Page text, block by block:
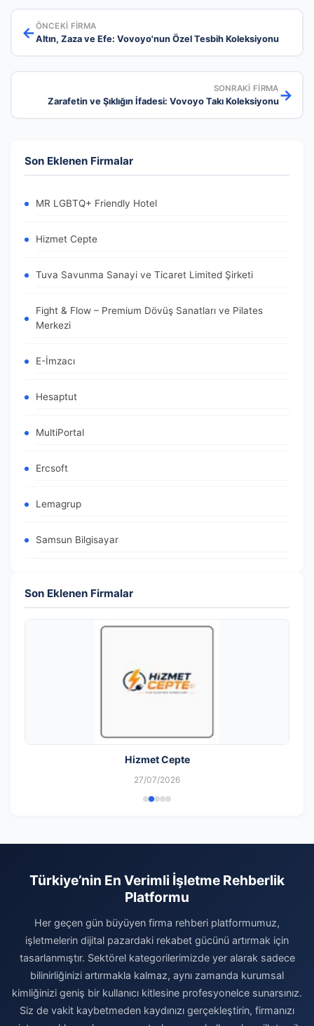
←ÖNCEKI FIRMA
Altın, Zaza ve Efe: Vovoyo'nun Özel Tesbih Koleksiyonu
SONRAKI FIRMA
Zarafetin ve Şıklığın İfadesi: Vovoyo Takı Koleksiyonu→
Son Eklenen Firmalar
MR LGBTQ+ Friendly Hotel
Hizmet Cepte
Tuva Savunma Sanayi ve Ticaret Limited Şirketi
Fight & Flow – Premium Dövüş Sanatları ve Pilates
Merkezi
E-İmzacı
Hesaptut
MultiPortal
Ercsoft
Lemagrup
Samsun Bilgisayar
Son Eklenen Firmalar
Hizmet Cepte
27/07/2026
Türkiye’nin En Verimli İşletme Rehberlik
Platformu
Her geçen gün büyüyen firma rehberi platformumuz,
işletmelerin dijital pazardaki rekabet gücünü artırmak için
tasarlanmıştır. Sektörel kategorilerimizde yer alarak sadece
bilinirliğinizi artırmakla kalmaz, aynı zamanda kurumsal
kimliğinizi geniş bir kullanıcı kitlesine profesyonelce sunarsınız.
Siz de vakit kaybetmeden kaydınızı gerçekleştirin, firmanızı